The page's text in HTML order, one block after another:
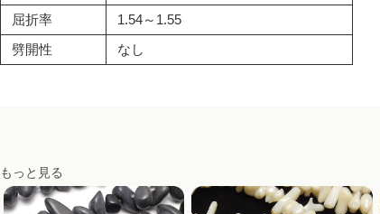
屈折率
1.54～1.55
劈開性
なし
もっと見る